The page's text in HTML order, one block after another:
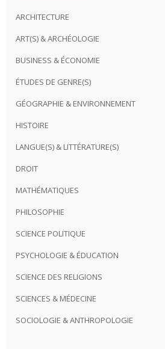
ARCHITECTURE
ART(S) & ARCHÉOLOGIE
BUSINESS & ÉCONOMIE
ÉTUDES DE GENRE(S)
GÉOGRAPHIE & ENVIRONNEMENT
HISTOIRE
LANGUE(S) & LITTÉRATURE(S)
DROIT
MATHÉMATIQUES
PHILOSOPHIE
SCIENCE POLITIQUE
PSYCHOLOGIE & ÉDUCATION
SCIENCE DES RELIGIONS
SCIENCES & MÉDECINE
SOCIOLOGIE & ANTHROPOLOGIE